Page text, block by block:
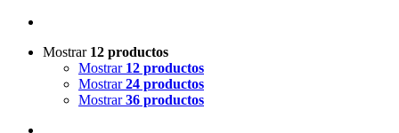
Mostrar 12 productos
Mostrar 12 productos
Mostrar24 productos
Mostrar36 productos